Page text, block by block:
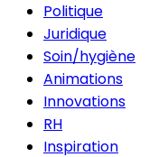
Politique
Juridique
Soin/hygiène
Animations
Innovations
RH
Inspiration